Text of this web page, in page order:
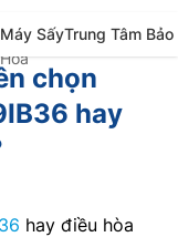
SấyTrung Tâm Bảo
chọn
hay
hay điều hòa